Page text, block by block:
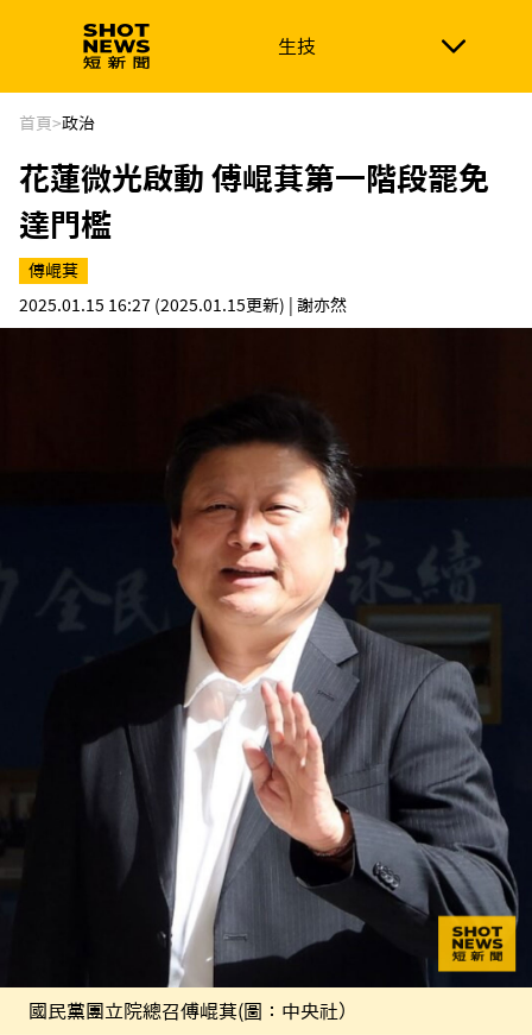
生技
生技 政治
新南向 體育
首頁>政治
花蓮微光啟動 傅崐萁第一階段罷免
達門檻
傅崐萁
2025.01.15 16:27 (2025.01.15更新) | 謝亦然
國民黨團立院總召傅崐萁(圖：中央社）